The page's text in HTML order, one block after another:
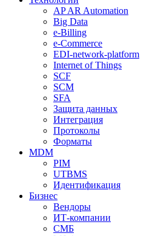
AP AR Automation
Big Data
e-Billing
e-Commerce
EDI-network-platform
Internet of Things
SCF
SCM
SFA
Защита данных
Интеграция
Протоколы
Форматы
MDM
PIM
UTBMS
Идентификация
Бизнес
Вендоры
ИТ-компании
СМБ